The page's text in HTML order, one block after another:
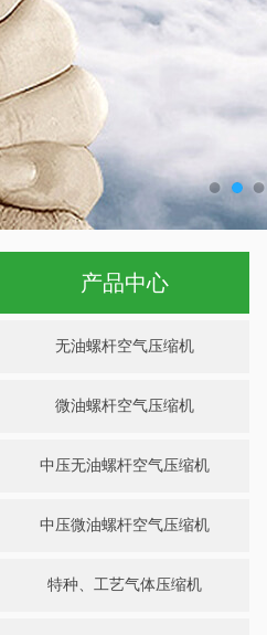
产品中心
无油螺杆空气压缩机
微油螺杆空气压缩机
中压无油螺杆空气压缩机
中压微油螺杆空气压缩机
特种、工艺气体压缩机